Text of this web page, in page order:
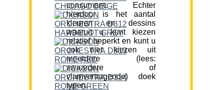
consument. Echter
hierdoor is het aantal
kleuren en dessins
waaruit u kunt kiezen
relatief beperkt en kunt u
ook niet kiezen uit
meerdere (lees:
zwaardere of
vlamvertragende) doek
typen.